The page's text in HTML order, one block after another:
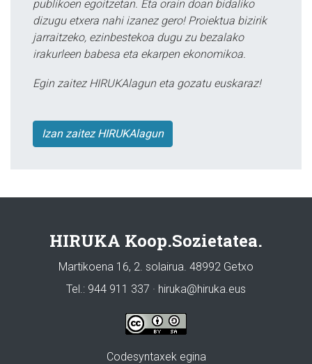
publikoen egoitzetan. Eta orain doan bidaliko
dizugu etxera nahi izanez gero! Proiektua bizirik
jarraitzeko, ezinbestekoa dugu zu bezalako
irakurleen babesa eta ekarpen ekonomikoa.
Egin zaitez HIRUKAlagun eta gozatu euskaraz!
Izan zaitez HIRUKAlagun
HIRUKA Koop.Sozietatea.
Martikoena 16, 2. solairua. 48992 Getxo
Tel.: 944 911 337 · hiruka@hiruka.eus
Codesyntaxek egina